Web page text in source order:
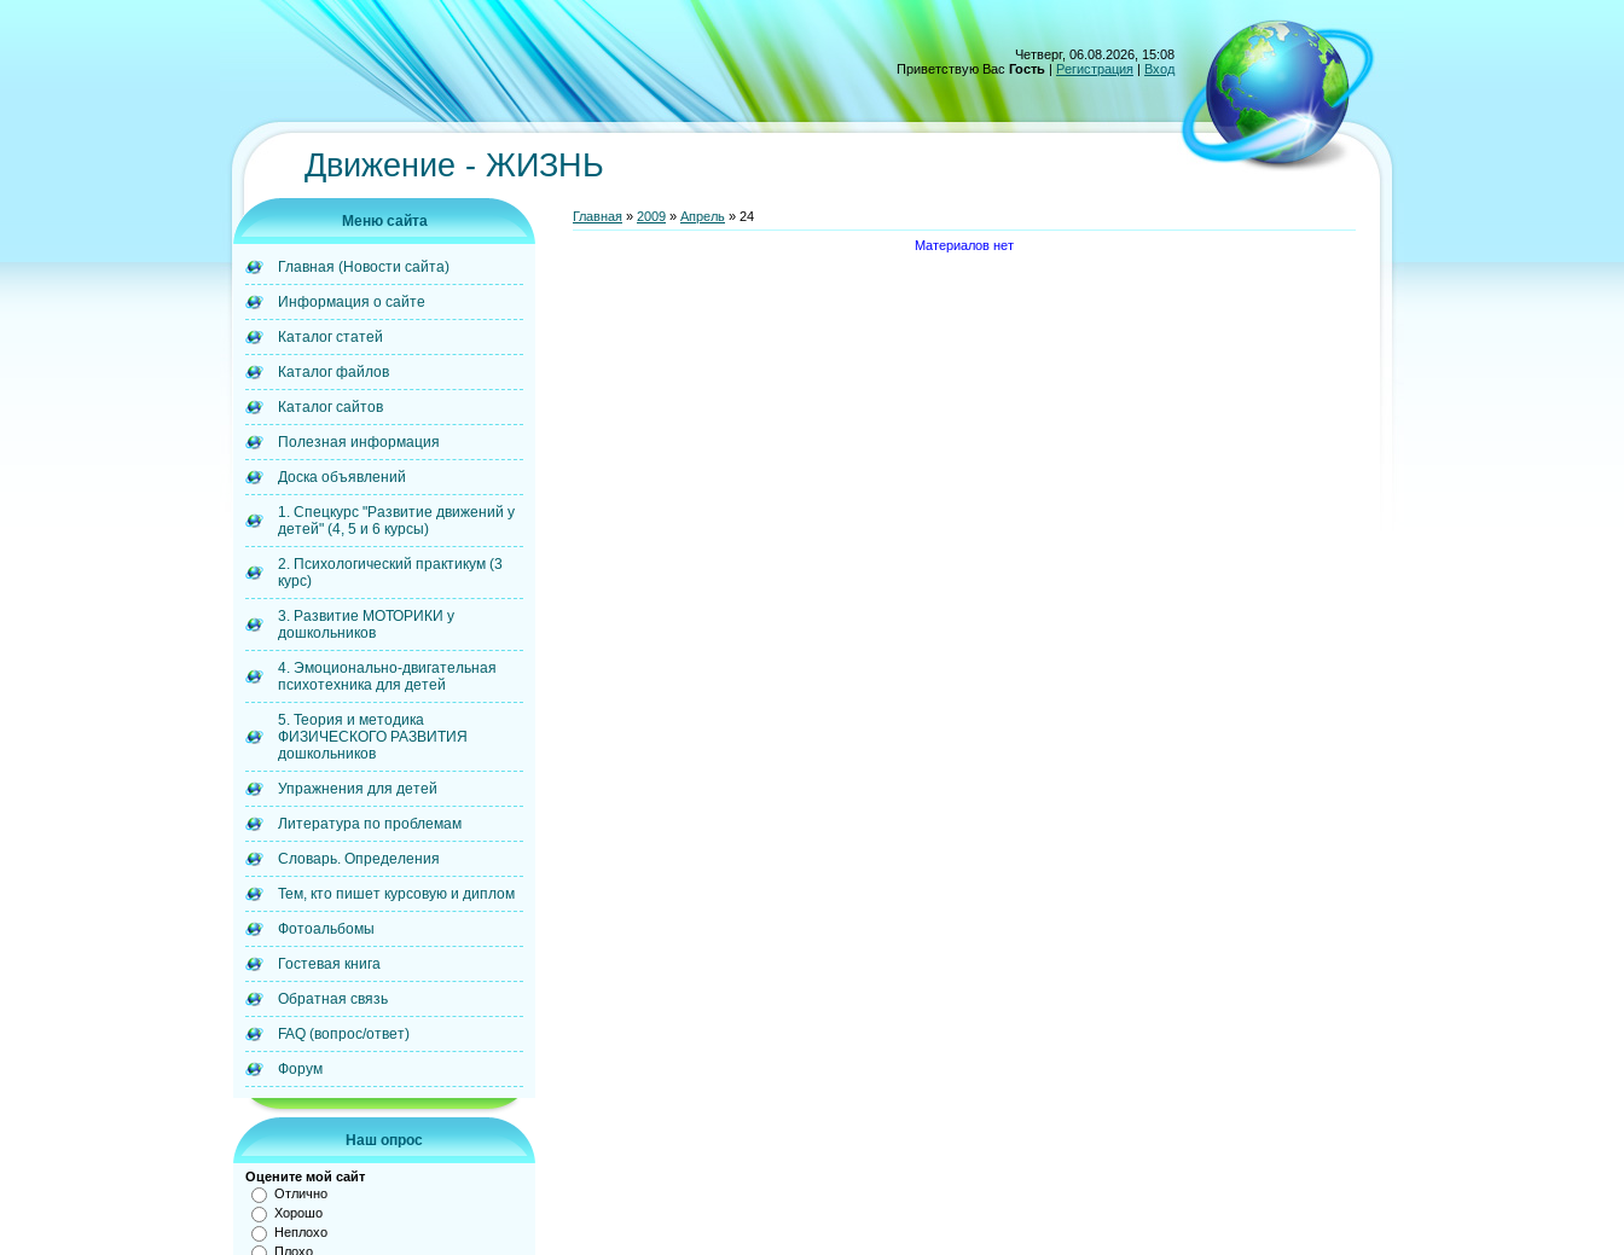
Четверг, 06.08.2026, 15:08
Приветствую Вас Гость | Регистрация | Вход
Движение - ЖИЗНЬ
Меню сайта
Главная (Новости сайта)
Информация о сайте
Каталог статей
Каталог файлов
Каталог сайтов
Полезная информация
Доска объявлений
1. Спецкурс "Развитие движений у
детей" (4, 5 и 6 курсы)
2. Психологический практикум (3
курс)
3. Развитие МОТОРИКИ у
дошкольников
4. Эмоционально-двигательная
психотехника для детей
5. Теория и методика
ФИЗИЧЕСКОГО РАЗВИТИЯ
дошкольников
Упражнения для детей
Литература по проблемам
Словарь. Определения
Тем, кто пишет курсовую и диплом
Фотоальбомы
Гостевая книга
Обратная связь
FAQ (вопрос/ответ)
Форум
Наш опрос
Оцените мой сайт
Отлично
Хорошо
Неплохо
Плохо
Главная » 2009 » Апрель » 24
Материалов нет